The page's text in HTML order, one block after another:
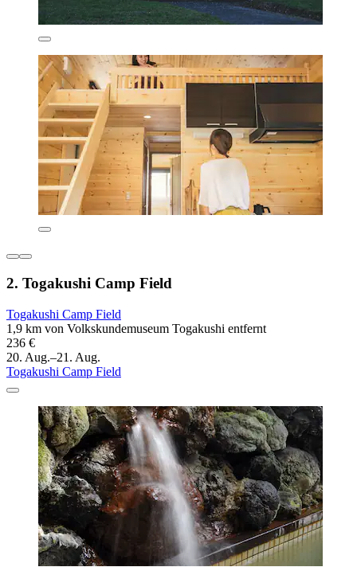
2. Togakushi Camp Field
Togakushi Camp Field
1,9 km von Volkskundemuseum Togakushi entfernt
236 €
20. Aug.–21. Aug.
Togakushi Camp Field